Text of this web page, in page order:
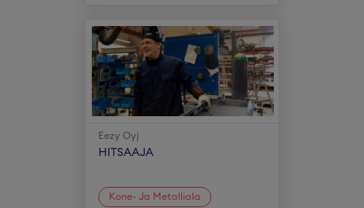
Eezy Oyj
HITSAAJA
Kone- Ja Metalliala